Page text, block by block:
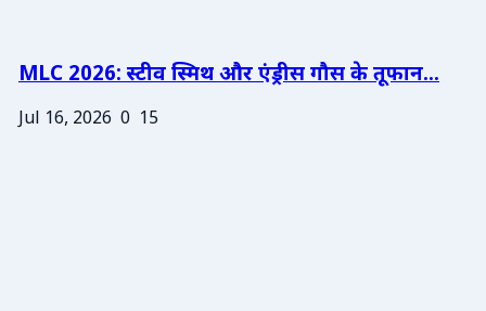
MLC 2026: स्टीव स्मिथ और एंड्रीस गौस के तूफान...
Jul 16, 2026 0 15